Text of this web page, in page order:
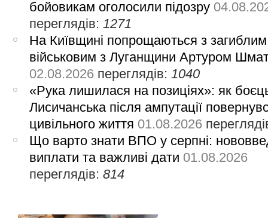
бойовикам оголосили підозру
переглядів:1271
На Київщині попрощаються з загиблим
військовим з Луганщини Артуром
02.08.2026 переглядів:1040
«Рука лишилася на позиціях»: як
Лисичанська після ампутації
цивільного життя 01.08.2026
Що варто знати ВПО у серпні:
виплати та важливі дати 01.08.2026
переглядів:814